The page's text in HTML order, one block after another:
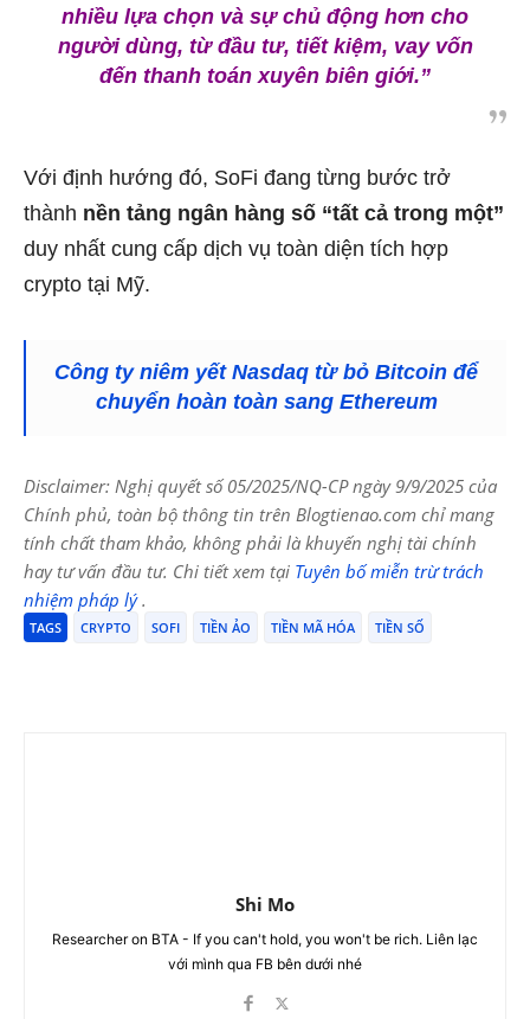
nhiều lựa chọn và sự chủ động hơn cho
người dùng, từ đầu tư, tiết kiệm, vay vốn
đến thanh toán xuyên biên giới.”
Với định hướng đó, SoFi đang từng bước trở
thành nền tảng ngân hàng số “tất cả trong một”
duy nhất cung cấp dịch vụ toàn diện tích hợp
crypto tại Mỹ.
Công ty niêm yết Nasdaq từ bỏ Bitcoin để
chuyển hoàn toàn sang Ethereum
Disclaimer: Nghị quyết số 05/2025/NQ-CP ngày 9/9/2025 của
Chính phủ, toàn bộ thông tin trên Blogtienao.com chỉ mang
tính chất tham khảo, không phải là khuyến nghị tài chính
hay tư vấn đầu tư. Chi tiết xem tại Tuyên bố miễn trừ trách
nhiệm pháp lý.
TAGS CRYPTO SOFI TIỀN ẢO TIỀN MÃ HÓA TIỀN SỐ
Shi Mo
Researcher on BTA - If you can't hold, you won't be rich. Liên lạc
với mình qua FB bên dưới nhé